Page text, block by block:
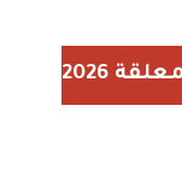
تحميل تعميم الدروس المعلقة 2026